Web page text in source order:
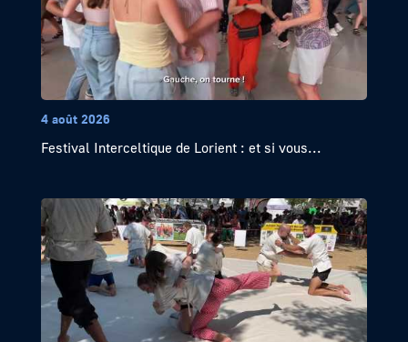
4 août 2026
Festival Interceltique de Lorient : et si vous...